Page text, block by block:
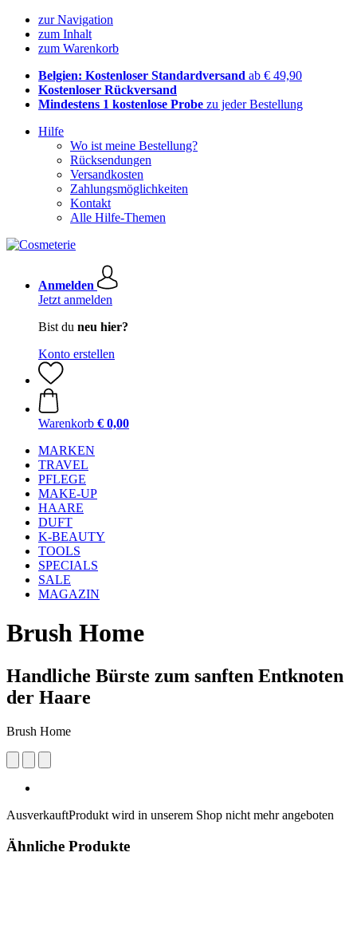
zur Navigation
zum Inhalt
zum Warenkorb
Belgien: Kostenloser Standardversand ab € 49,90
Kostenloser Rückversand
Mindestens 1 kostenlose Probe zu jeder Bestellung
Hilfe
Wo ist meine Bestellung?
Rücksendungen
Versandkosten
Zahlungsmöglichkeiten
Kontakt
Alle Hilfe-Themen
Anmelden
Jetzt anmelden
Bist du neu hier?
Konto erstellen
Warenkorb € 0,00
MARKEN
TRAVEL
PFLEGE
MAKE-UP
HAARE
DUFT
K-BEAUTY
TOOLS
SPECIALS
SALE
MAGAZIN
Brush Home
Handliche Bürste zum sanften Entknoten
der Haare
Brush Home
AusverkauftProdukt wird in unserem Shop nicht mehr angeboten
Ähnliche Produkte